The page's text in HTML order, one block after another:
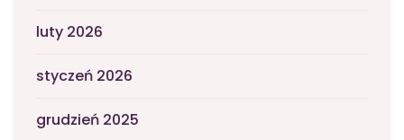
luty 2026
styczeń 2026
grudzień 2025